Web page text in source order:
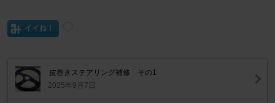
イイね！
皮巻きステアリング補修 その1
2025年9月7日